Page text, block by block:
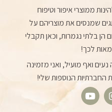
ממוצרי איפור וטיפוח
שמנסים את מוצריהם על
הן בלתי נגמרות, וכאן תקבלי
לכך!
ואף מועיל, ואני מזמינה
החברתיות הנוספות שלי!
Y